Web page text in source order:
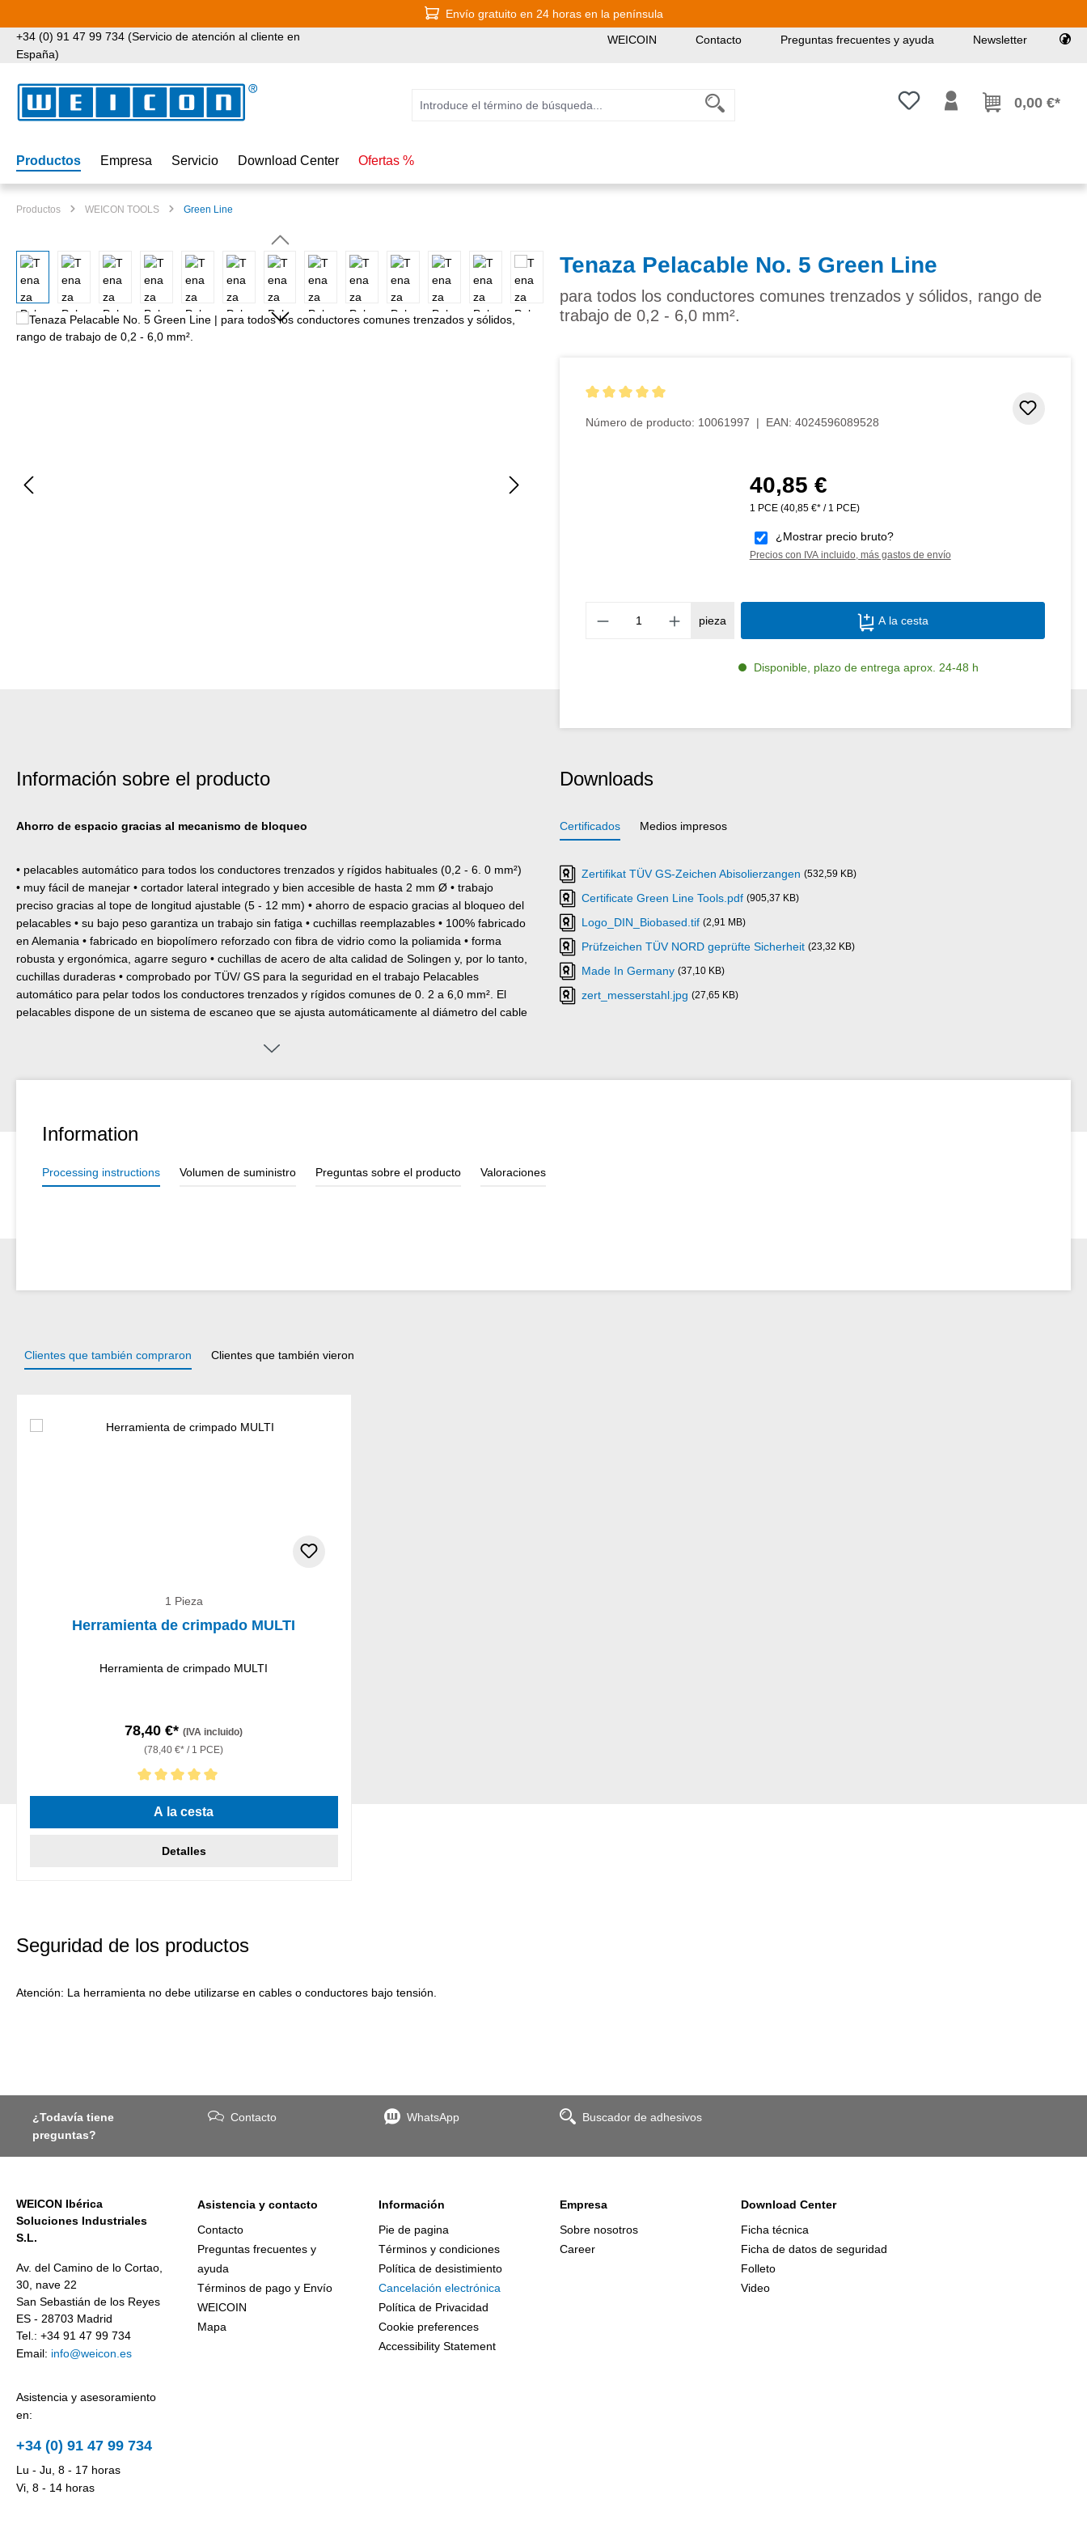
Envío gratuito en 24 horas en la península
+34 (0) 91 47 99 734 (Servicio de atención al cliente en
España)
WEICOIN Contacto Preguntas frecuentes y ayuda Newsletter
Tienes 0 artículos en tu lista de
0,00 €*
Productos Empresa Servicio Download Center Ofertas %
Productos WEICON TOOLS Green Line
Omitir galería de imágenes Tenaza Pelacable No. 5 Green Line
para todos los conductores comunes trenzados y sólidos, rango de
trabajo de 0,2 - 6,0 mm².
Número de producto: 10061997 | EAN: 4024596089528
Precio normal:
40,85 €
1 PCE (40,85 €* / 1 PCE)
¿Mostrar precio bruto?
Precios con IVA incluido, más gastos de envío
Cantidad del producto: introduce la
pieza A la cesta
Disponible, plazo de entrega aprox. 24-48 h
Información sobre el producto
Ahorro de espacio gracias al mecanismo de bloqueo
• pelacables automático para todos los conductores trenzados y rígidos habituales (0,2 - 6. 0 mm²)
• muy fácil de manejar • cortador lateral integrado y bien accesible de hasta 2 mm Ø • trabajo
preciso gracias al tope de longitud ajustable (5 - 12 mm) • ahorro de espacio gracias al bloqueo del
pelacables • su bajo peso garantiza un trabajo sin fatiga • cuchillas reemplazables • 100% fabricado
en Alemania • fabricado en biopolímero reforzado con fibra de vidrio como la poliamida • forma
robusta y ergonómica, agarre seguro • cuchillas de acero de alta calidad de Solingen y, por lo tanto,
cuchillas duraderas • comprobado por TÜV/ GS para la seguridad en el trabajo Pelacables
automático para pelar todos los conductores trenzados y rígidos comunes de 0. 2 a 6,0 mm². El
pelacables dispone de un sistema de escaneo que se ajusta automáticamente al diámetro del cable
conductores interiores. La herramienta es fácil de manejar con mecanismos de funcionamiento
necesario, también se puede retirar el tope longitudinal. La herramienta lleva integrada una cuchilla
un trabajo sin fatiga.
Downloads
Certificados Medios impresos
Zertifikat TÜV GS-Zeichen Abisolierzangen (532,59 KB)
Certificate Green Line Tools.pdf (905,37 KB)
Logo_DIN_Biobased.tif (2,91 MB)
Prüfzeichen TÜV NORD geprüfte Sicherheit (23,32 KB)
Made In Germany (37,10 KB)
zert_messerstahl.jpg (27,65 KB)
Information
Processing instructions Volumen de suministro Preguntas sobre el producto Valoraciones
Clientes que también compraron Clientes que también vieron
1 Pieza
Herramienta de crimpado MULTI
Herramienta de crimpado MULTI
78,40 €*(IVA incluido)
(78,40 €* / 1 PCE)
Calificación promedio de 5 de 5 estrellas
A la cesta
Detalles
Seguridad de los productos
Atención: La herramienta no debe utilizarse en cables o conductores bajo tensión.
¿Todavía tiene
preguntas?
Contacto WhatsApp Buscador de adhesivos
WEICON Ibérica
Soluciones Industriales
S.L.
Av. del Camino de lo Cortao,
30, nave 22
San Sebastián de los Reyes
ES - 28703 Madrid
Tel.: +34 91 47 99 734
Email: info@weicon.es
Asistencia y asesoramiento
en:
+34 (0) 91 47 99 734
Lu - Ju, 8 - 17 horas
Vi, 8 - 14 horas
Asistencia y contacto
Contacto
Preguntas frecuentes y
ayuda
Términos de pago y Envío
WEICOIN
Mapa
Información
Pie de pagina
Términos y condiciones
Política de desistimiento
Cancelación electrónica
Política de Privacidad
Cookie preferences
Accessibility Statement
Empresa
Sobre nosotros
Career
Download Center
Ficha técnica
Ficha de datos de seguridad
Folleto
Video